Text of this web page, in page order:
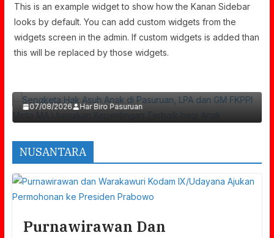
This is an example widget to show how the Kanan Sidebar
looks by default. You can add custom widgets from the
widgets screen in the admin. If custom widgets is added than
this will be replaced by those widgets.
Sengketa Hak Asuh Anak Di Pasuruan, LPA
07/08/2026 Har Biro Pasuruan
NUSANTARA
Purnawirawan Dan